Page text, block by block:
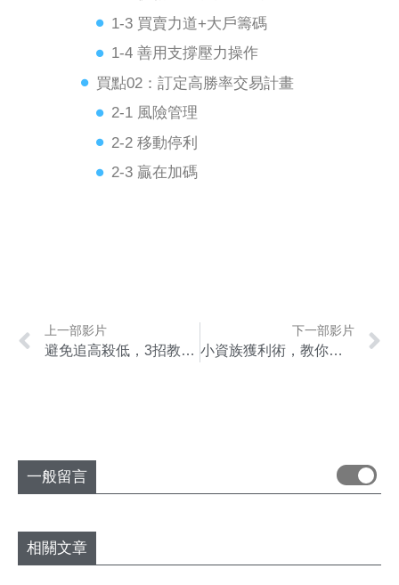
1-3 買賣力道+大戶籌碼
1-4 善用支撐壓力操作
買點02：訂定高勝率交易計畫
2-1 風險管理
2-2 移動停利
2-3 贏在加碼
上一部影片
避免追高殺低，3招教你如何買在「好的進場點」
下一部影片
小資族獲利術，教你用10萬元操作台指期
一般留言
相關文章